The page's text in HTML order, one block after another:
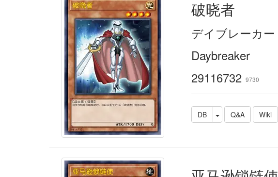
破晓者
デイブレーカー
Daybreaker
29116732 9730
DB Q&A Wiki